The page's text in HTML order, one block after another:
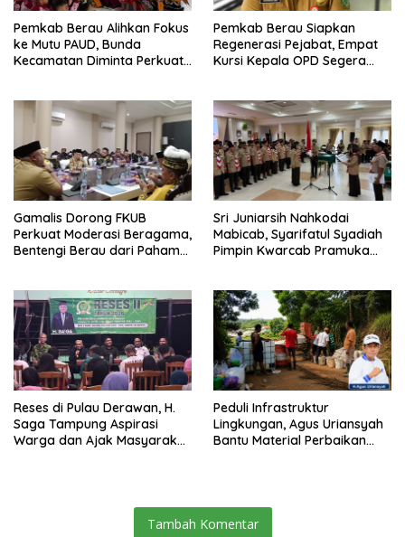
Pemkab Berau Alihkan Fokus
ke Mutu PAUD, Bunda
Kecamatan Diminta Perkuat
Pemkab Berau Siapkan
Regenerasi Pejabat, Empat
Kursi Kepala OPD Segera
Gamalis Dorong FKUB
Perkuat Moderasi Beragama,
Bentengi Berau dari Paham
Sri Juniarsih Nahkodai
Mabicab, Syarifatul Syadiah
Pimpin Kwarcab Pramuka
Reses di Pulau Derawan, H.
Saga Tampung Aspirasi
Warga dan Ajak Masyarakat
Peduli Infrastruktur
Lingkungan, Agus Uriansyah
Bantu Material Perbaikan
Tambah Komentar